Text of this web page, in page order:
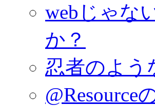
webじゃな
か？
忍者のよう